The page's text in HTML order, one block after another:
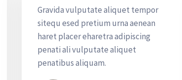
Gravida vulputate aliquet tempor
sitequ esed pretium urna aenean
haret placer eharetra adipiscing
penati ali vulputate aliquet
penatibus aliquam.